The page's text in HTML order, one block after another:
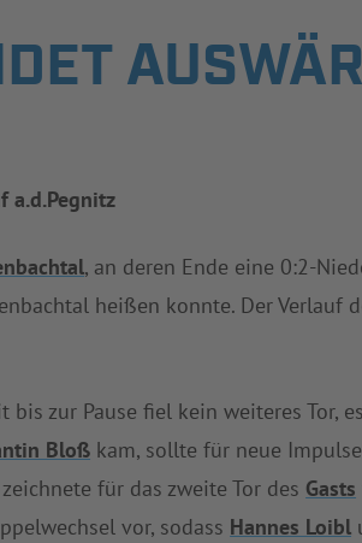
a.d.Pegnitz
, an deren Ende eine 0:2-
heißen konnte. Der Verlauf
zur Pause fiel kein weiteres Tor,
Bloß kam, sollte für neue
für das zweite Tor des Gasts
vor, sodass Hannes Loibl